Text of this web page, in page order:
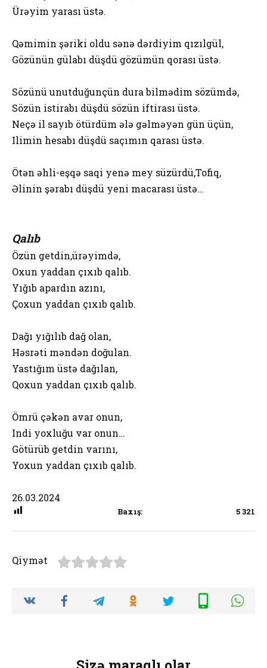
Ürəyim yarası üstə.
Qəmimin şəriki oldu sənə dərdiyim qızılgül,
Gözünün gülabı düşdü gözümün qorası üstə.
Sözünü unutduğunçün dura bilmədim sözümdə,
Sözün istirabı düşdü sözün iftirası üstə.
Neçə il sayıb ötürdüm ələ gəlməyən gün üçün,
Ilimin hesabı düşdü saçımın qarası üstə.
Ötən əhli-eşqə saqi yenə mey süzürdü,Tofiq,
Əlinin şərabı düşdü yeni macarası üstə…
Qalıb
Özün getdin,ürəyimdə,
Oxun yaddan çıxıb qalıb.
Yığıb apardın azını,
Çoxun yaddan çıxıb qalıb.
Dağı yığılıb dağ olan,
Həsrəti məndən doğulan.
Yastığım üstə dağılan,
Qoxun yaddan çıxıb qalıb.
Ömrü çəkən avar onun,
Indi yoxluğu var onun…
Götürüb getdin varını,
Yoxun yaddan çıxıb qalıb.
26.03.2024
Baxış: 5 321
Qiymət